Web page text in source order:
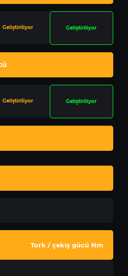
Geliştiriliyor Geliştiriliyor
Geliştiriliyor Geliştiriliyor
Tork / çekiş gücü Nm